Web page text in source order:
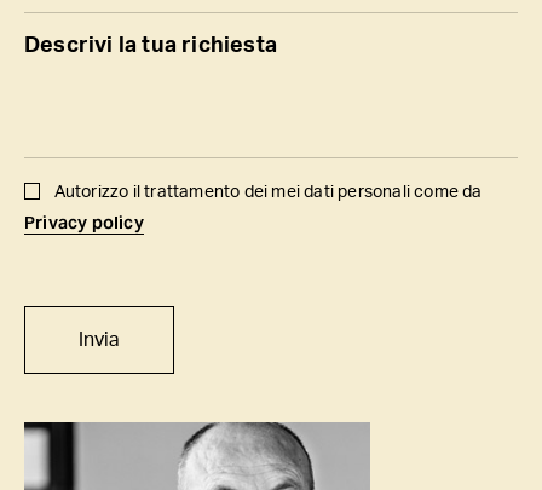
Descrivi la tua richiesta
Autorizzo il trattamento dei mei dati personali come da
Privacy policy
Invia